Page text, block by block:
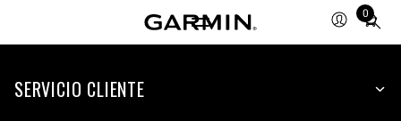
0
Total
items
cart:
SERVICIO CLIENTE